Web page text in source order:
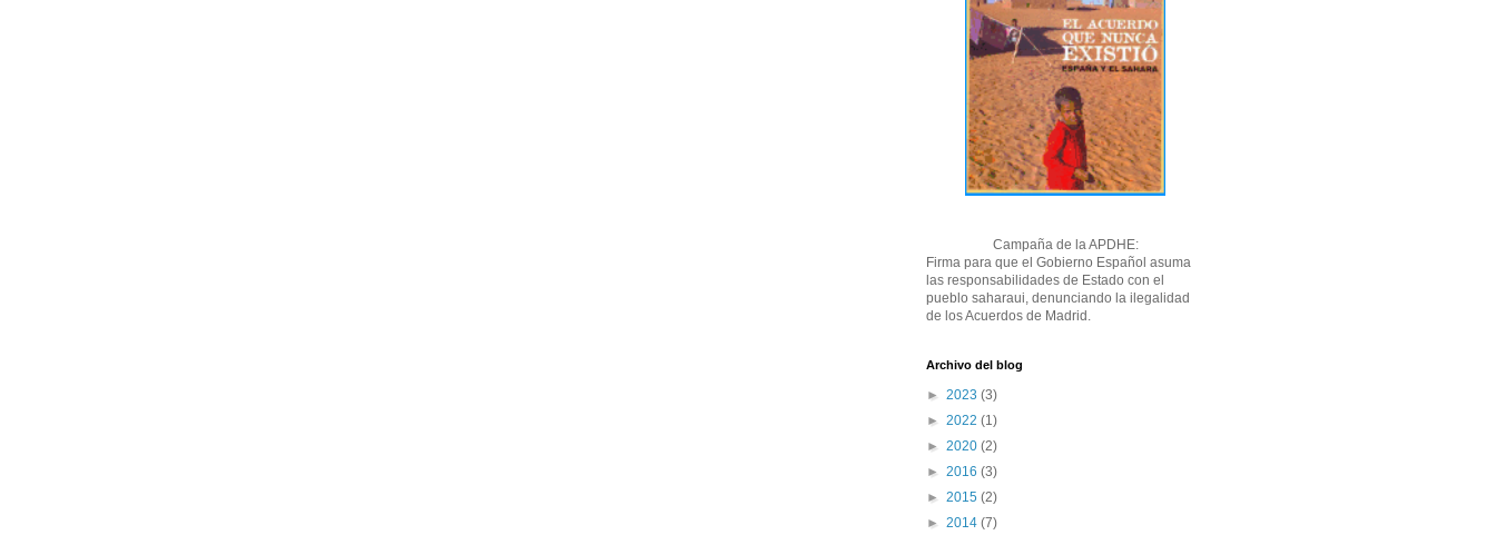
Campaña de la APDHE:
Firma para que el Gobierno Español asuma
las responsabilidades de Estado con el
pueblo saharaui, denunciando la ilegalidad
de los Acuerdos de Madrid.
Archivo del blog
► 2023 (3)
► 2022 (1)
► 2020 (2)
► 2016 (3)
► 2015 (2)
► 2014 (7)